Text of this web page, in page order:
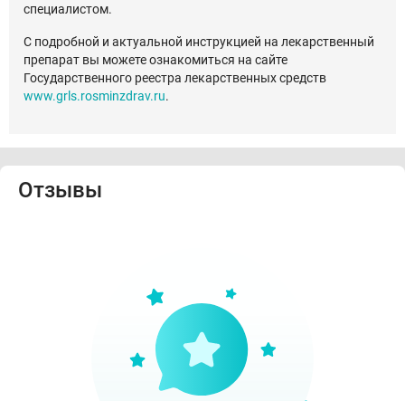
специалистом.
С подробной и актуальной инструкцией на лекарственный
препарат вы можете ознакомиться на сайте
Государственного реестра лекарственных средств
www.grls.rosminzdrav.ru.
Отзывы